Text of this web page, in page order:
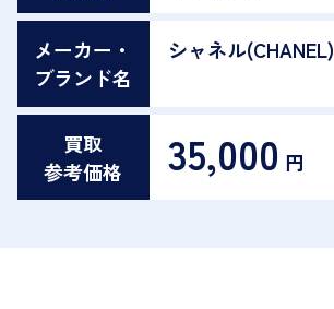
メーカー・
ブランド名
シャネル(CHANEL)
買取
参考価格
35,000 円